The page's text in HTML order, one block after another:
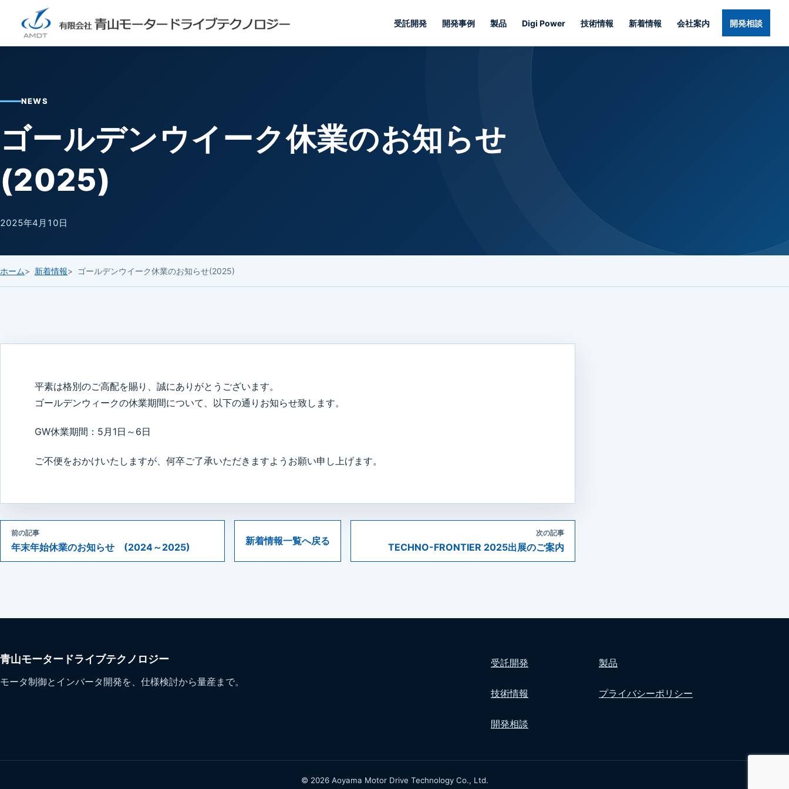
受託開発 開発事例 製品 Digi Power 技術情報 新着情報 会社案内 開発相談
NEWS
ゴールデンウイーク休業のお知らせ
(2025)
2025年4月10日
ホーム 新着情報 ゴールデンウイーク休業のお知らせ(2025)
平素は格別のご高配を賜り、誠にありがとうございます。
ゴールデンウィークの休業期間について、以下の通りお知らせ致します。
GW休業期間：5月1日～6日
ご不便をおかけいたしますが、何卒ご了承いただきますようお願い申し上げます。
前の記事
年末年始休業のお知らせ (2024～2025)
新着情報一覧へ戻る
次の記事
TECHNO-FRONTIER 2025出展のご案内
青山モータードライブテクノロジー
モータ制御とインバータ開発を、仕様検討から量産まで。
受託開発 製品
技術情報 プライバシーポリシー
開発相談
© 2026 Aoyama Motor Drive Technology Co., Ltd.